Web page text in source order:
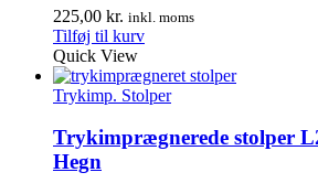
225,00 kr. inkl. moms
Tilføj til kurv
Quick View
Trykimp. Stolper
Trykimprægnerede stolper
Hegn